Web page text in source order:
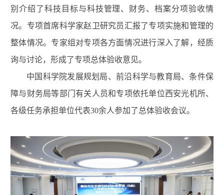
别介绍了科技目标与科技管理、财务、档案分项验收情
况。专项首席科学家赵卫研究员汇报了专项实施和管理的
整体情况。专家组对专项各方面情况进行深入了解，经质
询与讨论，形成了专项总体验收意见。
中国科学院发展规划局、前沿科学与教育局、条件保
障与财务局等部门有关人员和专项依托单位西安光机所、
各级任务承担单位代表30余人参加了总体验收会议。